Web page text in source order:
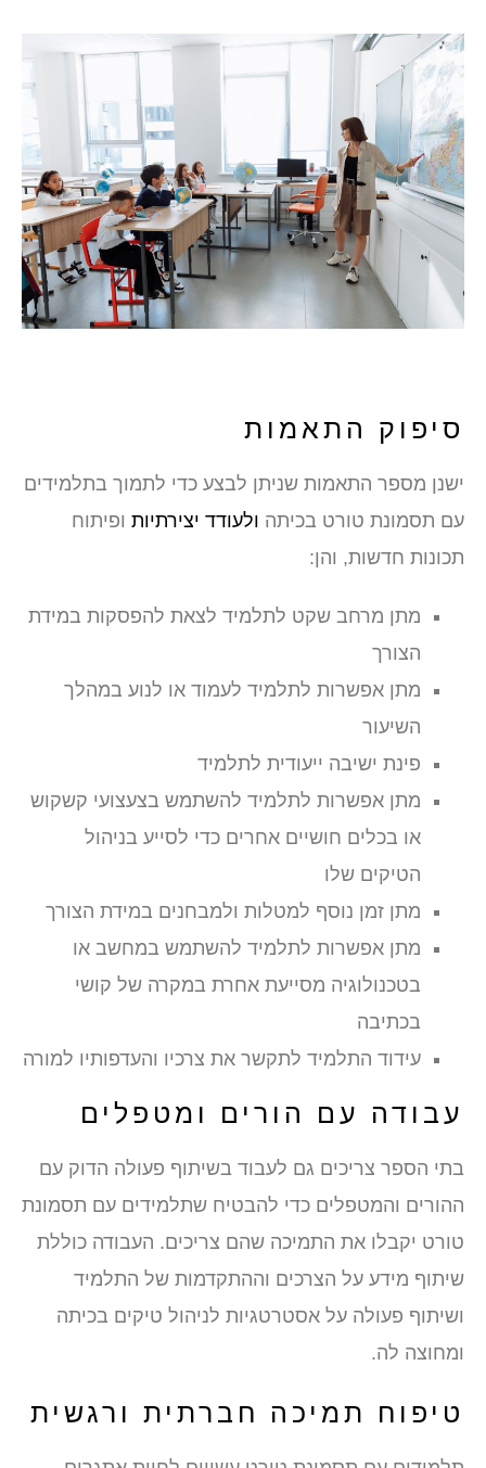
סיפוק התאמות
ישנן מספר התאמות שניתן לבצע כדי לתמוך בתלמידים
עם תסמונת טורט בכיתהולעודד יצירתיותופיתוח
תכונות חדשות, והן:
מתן מרחב שקט לתלמיד לצאת להפסקות במידת
הצורך
מתן אפשרות לתלמיד לעמוד או לנוע במהלך
השיעור
פינת ישיבה ייעודית לתלמיד
מתן אפשרות לתלמיד להשתמש בצעצועי קשקוש
או בכלים חושיים אחרים כדי לסייע בניהול
הטיקים שלו
מתן זמן נוסף למטלות ולמבחנים במידת הצורך
מתן אפשרות לתלמיד להשתמש במחשב או
בטכנולוגיה מסייעת אחרת במקרה של קושי
בכתיבה
עידוד התלמיד לתקשר את צרכיו והעדפותיו למורה
עבודה עם הורים ומטפלים
בתי הספר צריכים גם לעבוד בשיתוף פעולה הדוק עם
ההורים והמטפלים כדי להבטיח שתלמידים עם תסמונת
טורט יקבלו את התמיכה שהם צריכים. העבודה כוללת
שיתוף מידע על הצרכים וההתקדמות של התלמיד
ושיתוף פעולה על אסטרטגיות לניהול טיקים בכיתה
ומחוצה לה.
טיפוח תמיכה חברתית ורגשית